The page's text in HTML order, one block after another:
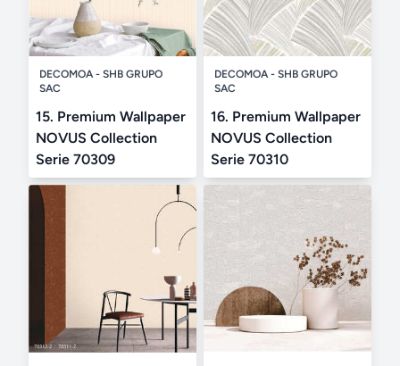
DECOMOA - SHB GRUPO
SAC
15. Premium Wallpaper
NOVUS Collection
Serie 70309
DECOMOA - SHB GRUPO
SAC
16. Premium Wallpaper
NOVUS Collection
Serie 70310